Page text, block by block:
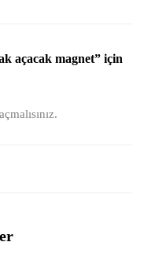
açacak magnet” için
.